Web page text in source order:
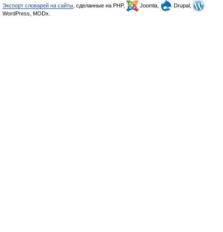
Экспорт словарей на сайты , сделанные на PHP, Joomla,
Drupal,
WordPress, MODx.